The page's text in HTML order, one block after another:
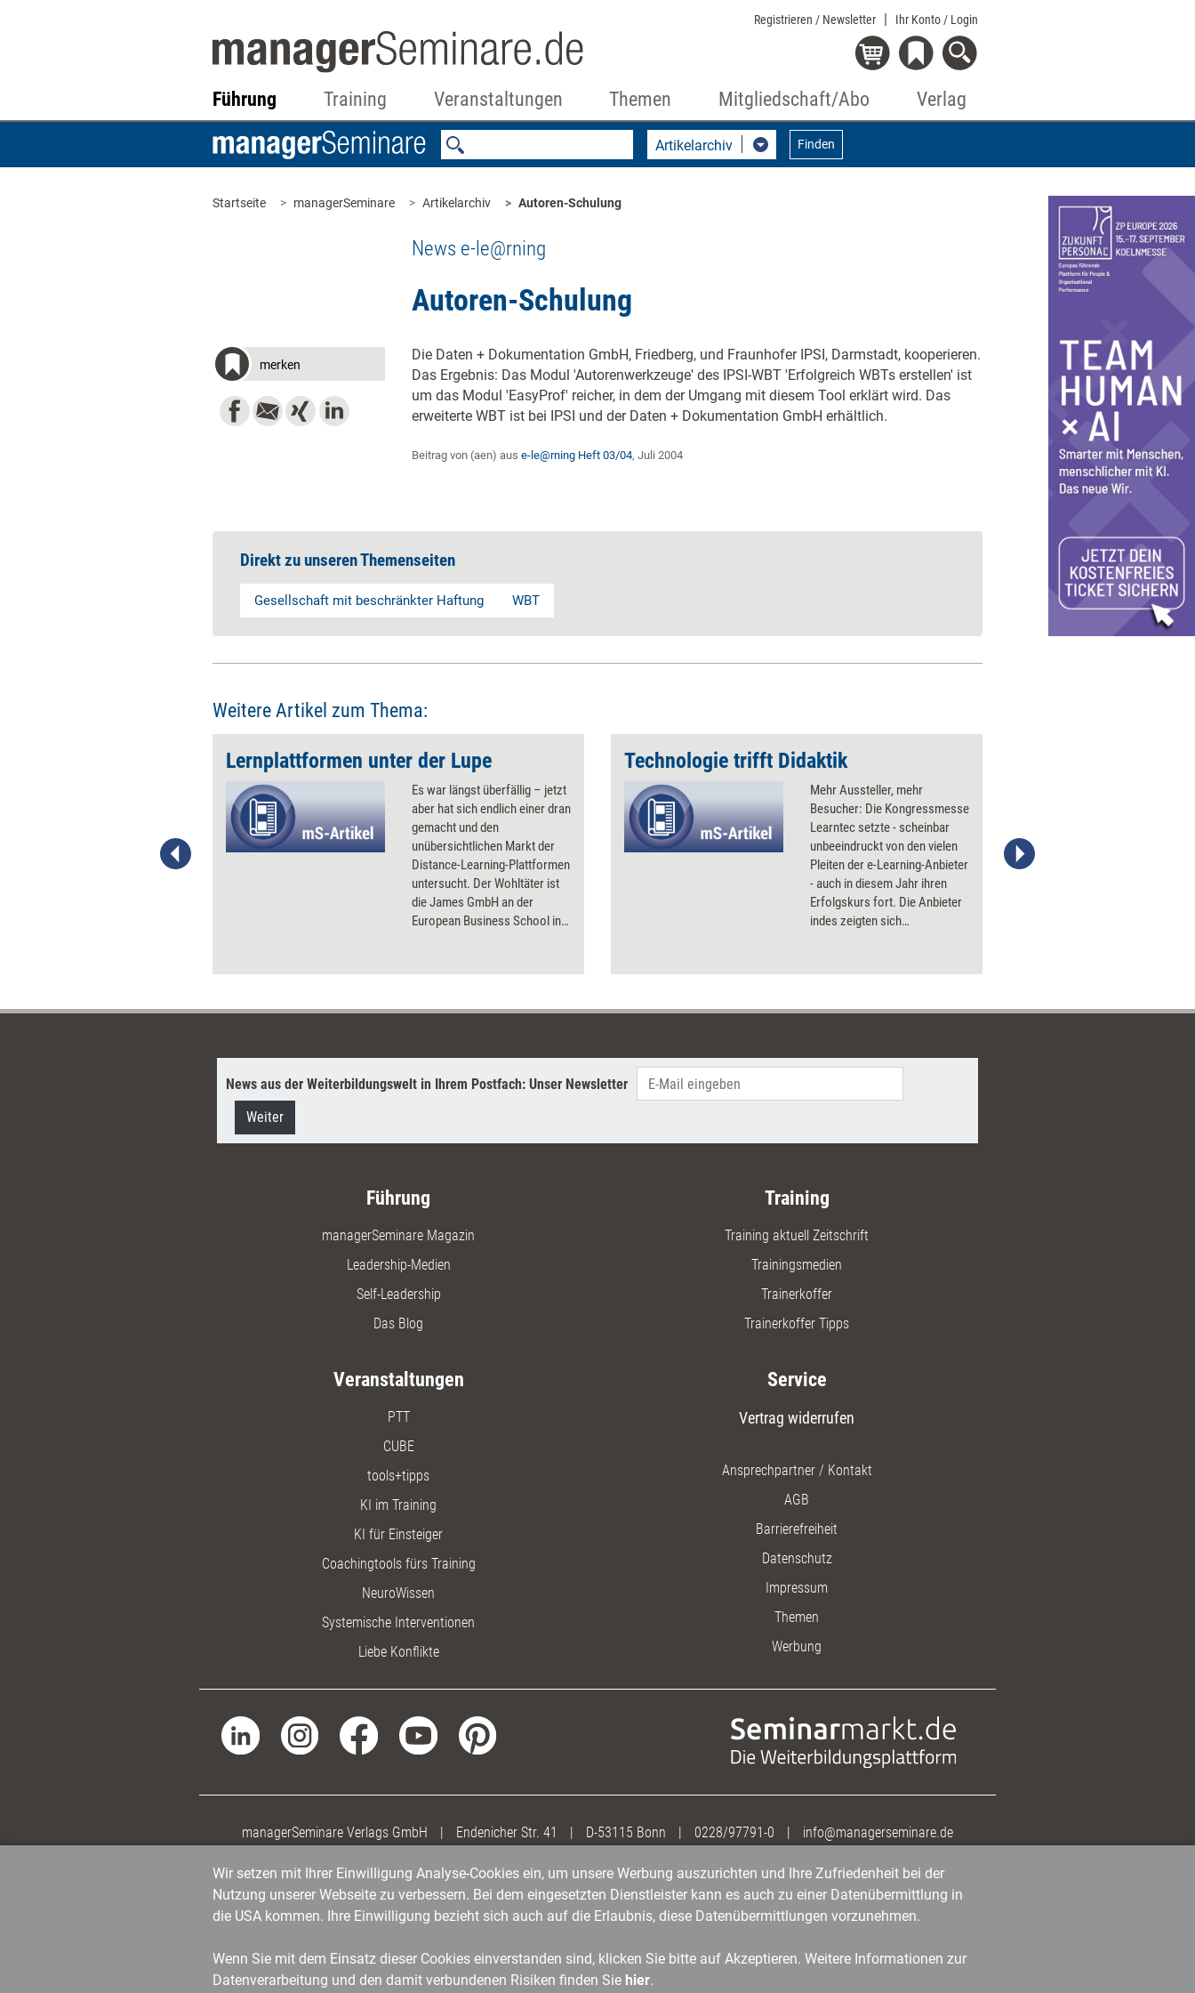
Registrieren / Newsletter Ihr Konto / Login
Führung Training Veranstaltungen Themen Mitgliedschaft/Abo Verlag
Artikelarchiv Finden
Startseite managerSeminare Artikelarchiv Autoren-Schulung
News e-le@rning
Autoren-Schulung
merken
Die Daten + Dokumentation GmbH, Friedberg, und Fraunhofer IPSI, Darmstadt, kooperieren.
Das Ergebnis: Das Modul 'Autorenwerkzeuge' des IPSI-WBT 'Erfolgreich WBTs erstellen' ist
um das Modul 'EasyProf' reicher, in dem der Umgang mit diesem Tool erklärt wird. Das
erweiterte WBT ist bei IPSI und der Daten + Dokumentation GmbH erhältlich.
Beitrag von (aen) aus e-le@rning Heft 03/04, Juli 2004
Direkt zu unseren Themenseiten
Gesellschaft mit beschränkter Haftung WBT
Weitere Artikel zum Thema:
Weiterbildungsbranche lieber
über glanzvollere Themen wie
Lernverständnis.
Lernplattformen unter der Lupe
Es war längst überfällig – jetzt
aber hat sich endlich einer dran
gemacht und den
unübersichtlichen Markt der
Distance-Learning-Plattformen
untersucht. Der Wohltäter ist
die James GmbH an der
European Business School in
studentischen
bewertet. Das Ergebnis ist eine
Technologie trifft Didaktik
Mehr Aussteller, mehr
Besucher: Die Kongressmesse
Learntec setzte - scheinbar
unbeeindruckt von den vielen
Pleiten der e-Learning-Anbieter
- auch in diesem Jahr ihren
Erfolgskurs fort. Die Anbieter
indes zeigten sich
Wachstum des Online-Lernens
Orientierung an den
Vordergrund.
News aus der Weiterbildungswelt in Ihrem Postfach: Unser Newsletter
Weiter
Führung
managerSeminare Magazin
Leadership-Medien
Self-Leadership
Das Blog
Training
Training aktuell Zeitschrift
Trainingsmedien
Trainerkoffer
Trainerkoffer Tipps
Veranstaltungen
PTT
CUBE
tools+tipps
KI im Training
KI für Einsteiger
Coachingtools fürs Training
NeuroWissen
Systemische Interventionen
Liebe Konflikte
Service
Vertrag widerrufen
Ansprechpartner / Kontakt
AGB
Barrierefreiheit
Datenschutz
Impressum
Themen
Werbung
managerSeminare Verlags GmbH | Endenicher Str. 41 | D-53115 Bonn | 0228/97791-0 | info@managerseminare.de
Wir setzen mit Ihrer Einwilligung Analyse-Cookies ein, um unsere Werbung auszurichten und Ihre Zufriedenheit bei der
Nutzung unserer Webseite zu verbessern. Bei dem eingesetzten Dienstleister kann es auch zu einer Datenübermittlung in
die USA kommen. Ihre Einwilligung bezieht sich auch auf die Erlaubnis, diese Datenübermittlungen vorzunehmen.
Wenn Sie mit dem Einsatz dieser Cookies einverstanden sind, klicken Sie bitte auf Akzeptieren. Weitere Informationen zur
Datenverarbeitung und den damit verbundenen Risiken finden Sie hier.